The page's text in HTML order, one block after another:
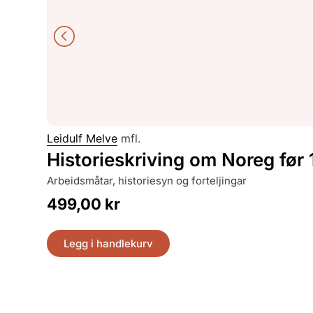
Leidulf Melve mfl.
Historieskriving om Noreg før
arbeidsmåtar, historiesyn og forteljingar
499,00 kr
Legg i handlekurv